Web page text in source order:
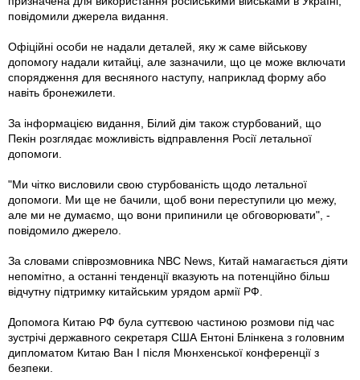
повідомили джерела видання.
Офіційні особи не надали деталей, яку ж саме військову
допомогу надали китайці, але зазначили, що це може включати
спорядження для весняного наступу, наприклад форму або
навіть бронежилети.
За інформацією видання, Білий дім також стурбований, що
Пекін розглядає можливість відправлення Росії летальної
допомоги.
"Ми чітко висловили свою стурбованість щодо летальної
допомоги. Ми ще не бачили, щоб вони переступили цю межу,
але ми не думаємо, що вони припинили це обговорювати", -
повідомило джерело.
За словами співрозмовника NBC News, Китай намагається діяти
непомітно, а останні тенденції вказують на потенційно більш
відчутну підтримку китайським урядом армії РФ.
Допомога Китаю РФ була суттєвою частиною розмови під час
зустрічі державного секретаря США Ентоні Блінкена з головним
дипломатом Китаю Ван І після Мюнхенської конференції з
безпеки.